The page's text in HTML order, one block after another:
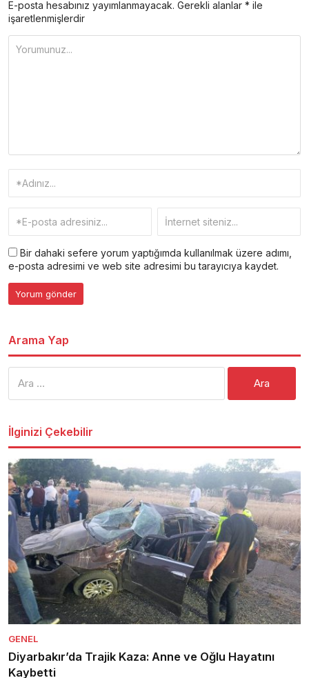
E-posta hesabınız yayımlanmayacak. Gerekli alanlar * ile
işaretlenmişlerdir
Bir dahaki sefere yorum yaptığımda kullanılmak üzere adımı,
e-posta adresimi ve web site adresimi bu tarayıcıya kaydet.
Arama Yap
İlginizi Çekebilir
GENEL
Diyarbakır’da Trajik Kaza: Anne ve Oğlu Hayatını
Kaybetti